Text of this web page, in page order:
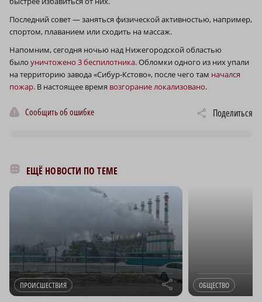
Последний совет — заняться физической активностью, например,
спортом, плаванием или сходить на массаж.
Напомним, сегодня ночью над Нижегородской областью
было уничтожено 3 беспилотника.Обломки одного из них упали
на территорию завода «Сибур-Кстово», после чего там начался
пожар. В настоящее время возгорание локализовано.
Сообщить об ошибке Поделиться
ЕЩЁ НОВОСТИ ПО ТЕМЕ
ПРОИСШЕСТВИЯ r ОБЩЕСТВО